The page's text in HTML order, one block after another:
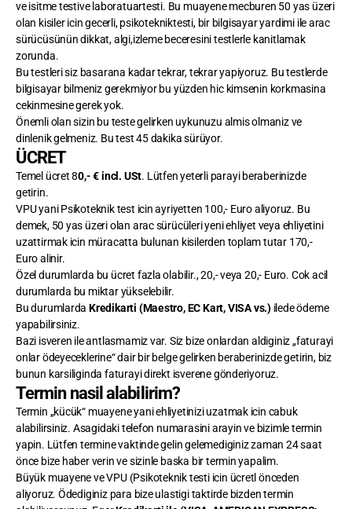
ve isitme testive laboratuartesti. Bu muayene mecburen 50 yas üzeri
olan kisiler icin gecerli, psikotekniktesti, bir bilgisayar yardimi ile arac
sürücüsünün dikkat, algi,izleme beceresini testlerle kanitlamak
zorunda.
Bu testleri siz basarana kadar tekrar, tekrar yapiyoruz. Bu testlerde
bilgisayar bilmeniz gerekmiyor bu yüzden hic kimsenin korkmasina
cekinmesine gerek yok.
Önemli olan sizin bu teste gelirken uykunuzu almis olmaniz ve
dinlenik gelmeniz. Bu test 45 dakika sürüyor.
ÜCRET
Temel ücret 80,- € incl. USt. Lütfen yeterli parayi beraberinizde
getirin.
VPU yani Psikoteknik test icin ayriyetten 100,- Euro aliyoruz. Bu
demek, 50 yas üzeri olan arac sürücüleri yeni ehliyet veya ehliyetini
uzattirmak icin müracatta bulunan kisilerden toplam tutar 170,-
Euro alinir.
Özel durumlarda bu ücret fazla olabilir., 20,- veya 20,- Euro. Cok acil
durumlarda bu miktar yükselebilir.
Bu durumlardaKredikarti (Maestro, EC Kart, VISA vs.) ilede ödeme
yapabilirsiniz.
Bazi isveren ile antlasmamiz var. Siz bize onlardan aldiginiz „faturayi
onlar ödeyeceklerine“ dair bir belge gelirken beraberinizde getirin, biz
bunun karsiliginda faturayi direkt isverene gönderiyoruz.
Termin nasil alabilirim?
Termin „kücük“ muayene yani ehliyetinizi uzatmak icin cabuk
alabilirsiniz. Asagidaki telefon numarasini arayin ve bizimle termin
yapin. Lütfen termine vaktinde gelin gelemediginiz zaman 24 saat
önce bize haber verin ve sizinle baska bir termin yapalim.
Büyük muayene ve VPU (Psikoteknik testi icin ücretl önceden
aliyoruz. Ödediginiz para bize ulastigi taktirde bizden termin